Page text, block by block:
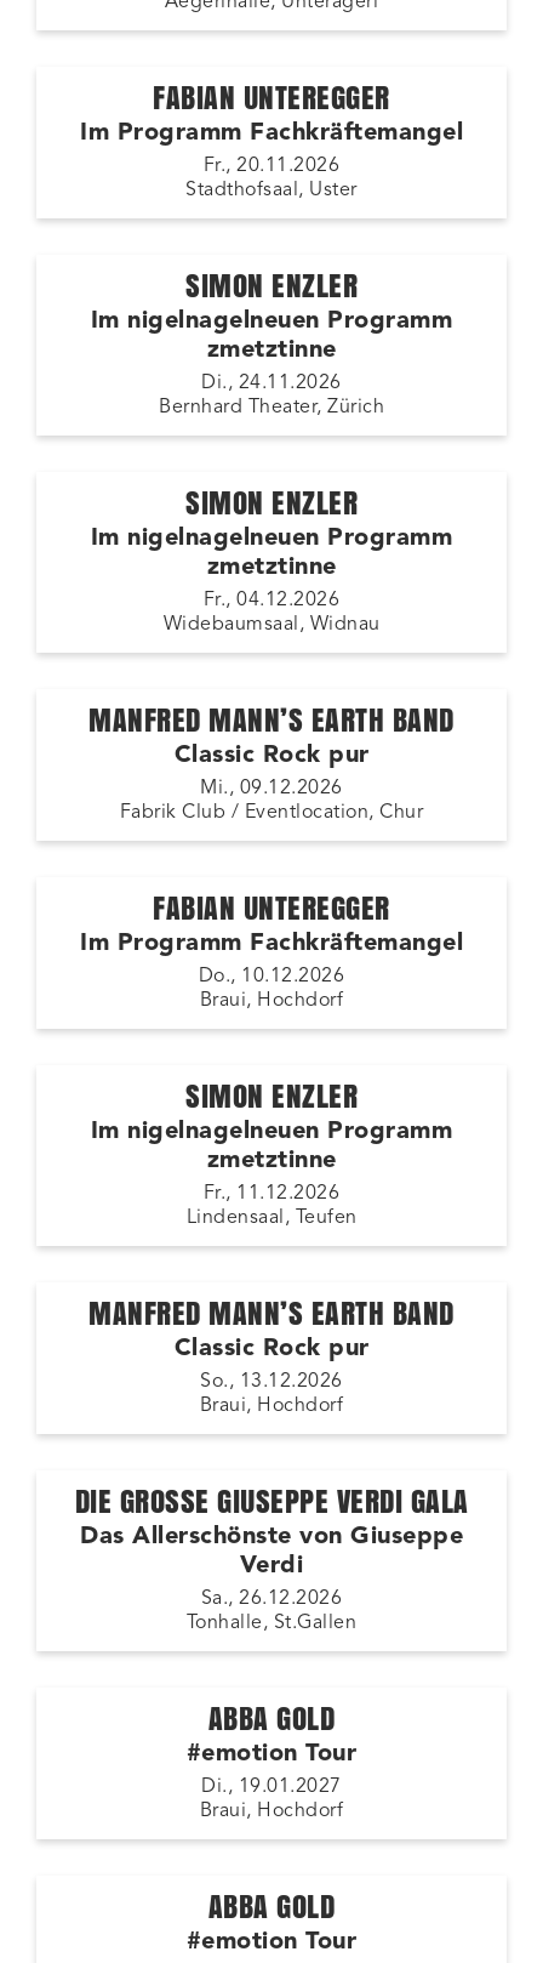
FABIAN UNTEREGGER
Im Programm Fachkräftemangel
Fr., 20.11.2026
Stadthofsaal, Uster
SIMON ENZLER
Im nigelnagelneuen Programm
zmetztinne
Di., 24.11.2026
Bernhard Theater, Zürich
SIMON ENZLER
Im nigelnagelneuen Programm
zmetztinne
Fr., 04.12.2026
Widebaumsaal, Widnau
MANFRED MANN’S EARTH BAND
Classic Rock pur
Mi., 09.12.2026
Fabrik Club / Eventlocation, Chur
FABIAN UNTEREGGER
Im Programm Fachkräftemangel
Do., 10.12.2026
Braui, Hochdorf
SIMON ENZLER
Im nigelnagelneuen Programm
zmetztinne
Fr., 11.12.2026
Lindensaal, Teufen
MANFRED MANN’S EARTH BAND
Classic Rock pur
So., 13.12.2026
Braui, Hochdorf
DIE GROSSE GIUSEPPE VERDI GALA
Das Allerschönste von Giuseppe
Verdi
Sa., 26.12.2026
Tonhalle, St.Gallen
ABBA GOLD
#emotion Tour
Di., 19.01.2027
Braui, Hochdorf
ABBA GOLD
#emotion Tour